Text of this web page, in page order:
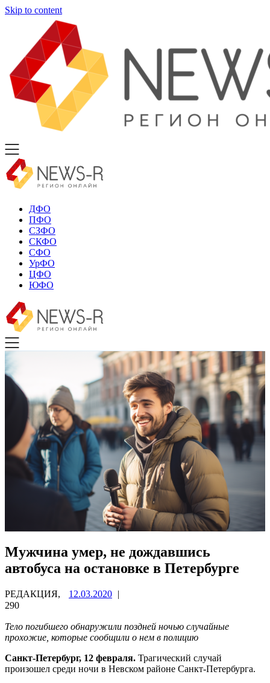
Skip to content
ДФО
ПФО
СЗФО
СКФО
СФО
УрФО
ЦФО
ЮФО
Мужчина умер, не дождавшись
автобуса на остановке в Петербурге
РЕДАКЦИЯ, 12.03.2020 |
290
Тело погибшего обнаружили поздней ночью случайные
прохожие, которые сообщили о нем в полицию
Санкт-Петербург, 12 февраля. Трагический случай
произошел среди ночи в Невском районе Санкт-Петербурга.